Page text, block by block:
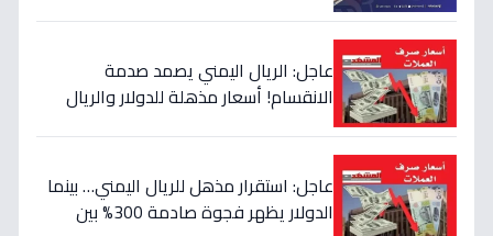
عاجل: الريال اليمني يصمد صدمة
الانقسام! أسعار مذهلة للدولار والريال
عاجل: استقرار مذهل للريال اليمني… بينما
الدولار يظهر فجوة صادمة 300% بين